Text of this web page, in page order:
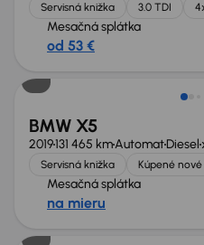
Servisná knižka 3.0 TDI
Mesačná splátka
od 53 €
Zlacnené o 4 100 €
BMW X5
2019131 465 kmAutomatDiesel
Servisná knižka Kúpené nové
Mesačná splátka
na mieru